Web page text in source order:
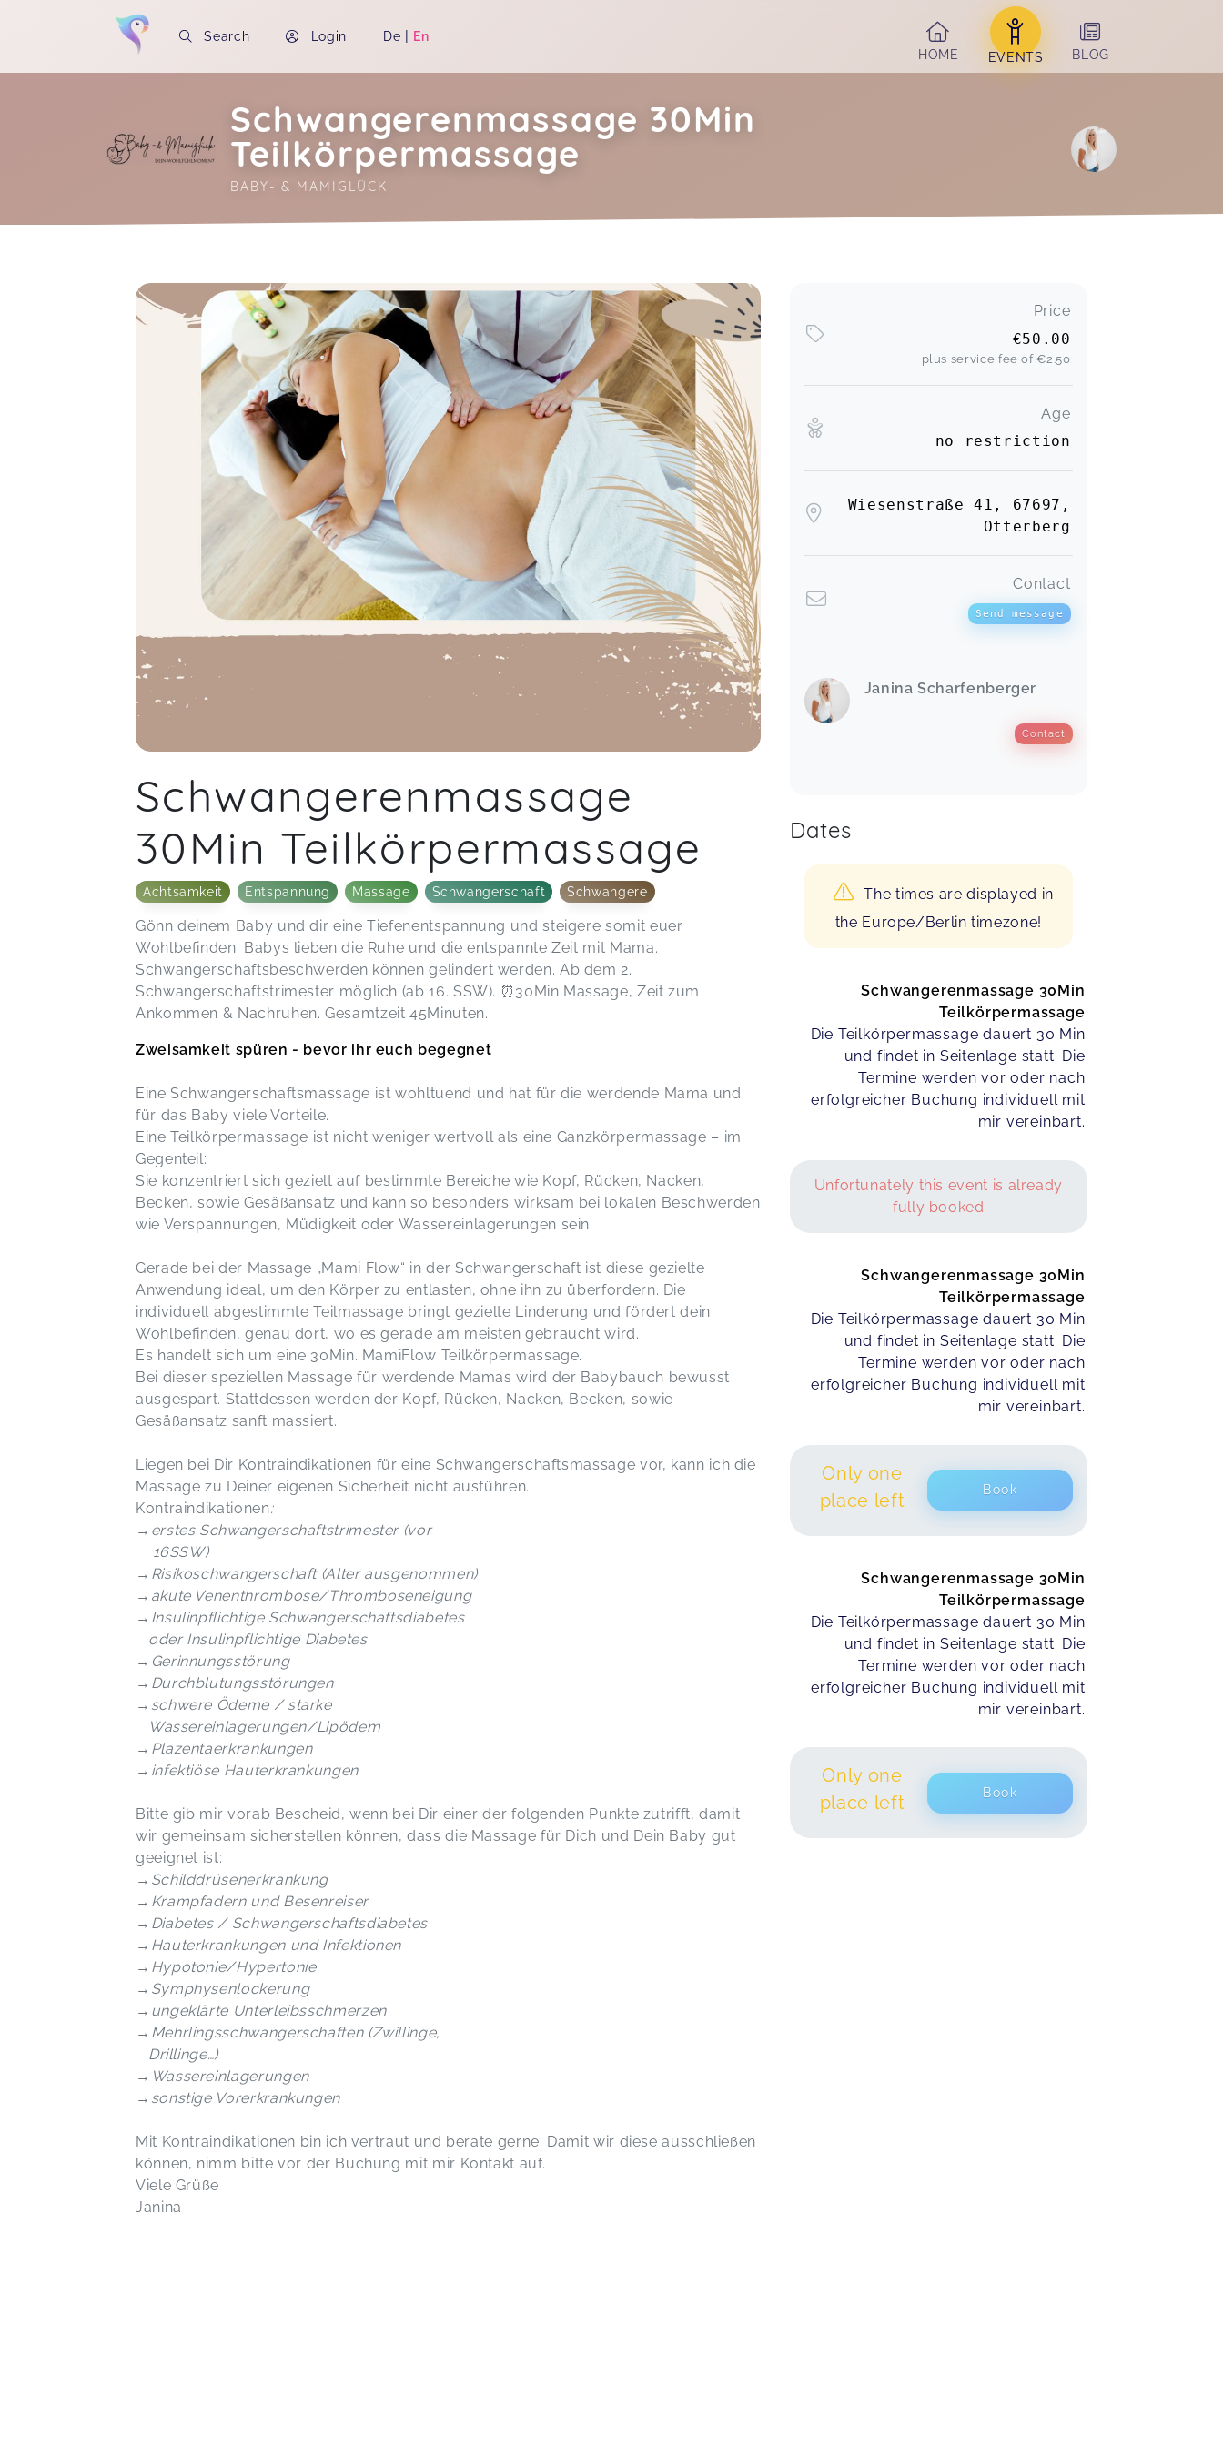
Search Login De | En
HOME
EVENTS BLOG
Schwangerenmassage 30Min
Teilkörpermassage
BABY- & MAMIGLÜCK
Schwangerenmassage
30Min Teilkörpermassage
Achtsamkeit Entspannung Massage Schwangerschaft Schwangere
Gönn deinem Baby und dir eine Tiefenentspannung und steigere somit euer
Wohlbefinden. Babys lieben die Ruhe und die entspannte Zeit mit Mama.
Schwangerschaftsbeschwerden können gelindert werden. Ab dem 2.
Schwangerschaftstrimester möglich (ab 16. SSW). ⏰30Min Massage, Zeit zum
Ankommen & Nachruhen. Gesamtzeit 45Minuten.
Zweisamkeit spüren - bevor ihr euch begegnet
Eine Schwangerschaftsmassage ist wohltuend und hat für die werdende Mama und
für das Baby viele Vorteile.
Eine Teilkörpermassage ist nicht weniger wertvoll als eine Ganzkörpermassage – im
Gegenteil:
Sie konzentriert sich gezielt auf bestimmte Bereiche wie Kopf, Rücken, Nacken,
Becken, sowie Gesäßansatz und kann so besonders wirksam bei lokalen Beschwerden
wie Verspannungen, Müdigkeit oder Wassereinlagerungen sein.
Gerade bei der Massage „Mami Flow“ in der Schwangerschaft ist diese gezielte
Anwendung ideal, um den Körper zu entlasten, ohne ihn zu überfordern. Die
individuell abgestimmte Teilmassage bringt gezielte Linderung und fördert dein
Wohlbefinden, genau dort, wo es gerade am meisten gebraucht wird.
Es handelt sich um eine 30Min. MamiFlow Teilkörpermassage.
Bei dieser speziellen Massage für werdende Mamas wird der Babybauch bewusst
ausgespart. Stattdessen werden der Kopf, Rücken, Nacken, Becken, sowie
Gesäßansatz sanft massiert.
Liegen bei Dir Kontraindikationen für eine Schwangerschaftsmassage vor, kann ich die
Massage zu Deiner eigenen Sicherheit nicht ausführen.
Kontraindikationen:
→erstes Schwangerschaftstrimester (vor
16SSW)
→Risikoschwangerschaft (Alter ausgenommen)
→akute Venenthrombose/Thromboseneigung
→Insulinpflichtige Schwangerschaftsdiabetes
oder Insulinpflichtige Diabetes
→Gerinnungsstörung
→Durchblutungsstörungen
→schwere Ödeme / starke
Wassereinlagerungen/Lipödem
→Plazentaerkrankungen
→infektiöse Hauterkrankungen
Bitte gib mir vorab Bescheid, wenn bei Dir einer der folgenden Punkte zutrifft, damit
wir gemeinsam sicherstellen können, dass die Massage für Dich und Dein Baby gut
geeignet ist:
→Schilddrüsenerkrankung
→Krampfadern und Besenreiser
→Diabetes / Schwangerschaftsdiabetes
→Hauterkrankungen und Infektionen
→Hypotonie/Hypertonie
→Symphysenlockerung
→ungeklärte Unterleibsschmerzen
→Mehrlingsschwangerschaften (Zwillinge,
Drillinge…)
→Wassereinlagerungen
→sonstige Vorerkrankungen
Mit Kontraindikationen bin ich vertraut und berate gerne. Damit wir diese ausschließen
können, nimm bitte vor der Buchung mit mir Kontakt auf.
Viele Grüße
Janina
Price
€50.00
plus service fee of€2.50
Age
no restriction
Wiesenstraße 41, 67697,
Otterberg
Contact
Send message
Janina Scharfenberger
Contact
Dates
The times are displayed in
the Europe/Berlin timezone!
Schwangerenmassage 30Min
Teilkörpermassage
Die Teilkörpermassage dauert 30 Min
und findet in Seitenlage statt. Die
Termine werden vor oder nach
erfolgreicher Buchung individuell mit
mir vereinbart.
Unfortunately this event is already
fully booked
Schwangerenmassage 30Min
Teilkörpermassage
Die Teilkörpermassage dauert 30 Min
und findet in Seitenlage statt. Die
Termine werden vor oder nach
erfolgreicher Buchung individuell mit
mir vereinbart.
Only one
place left
Book
Schwangerenmassage 30Min
Teilkörpermassage
Die Teilkörpermassage dauert 30 Min
und findet in Seitenlage statt. Die
Termine werden vor oder nach
erfolgreicher Buchung individuell mit
mir vereinbart.
Only one
place left
Book